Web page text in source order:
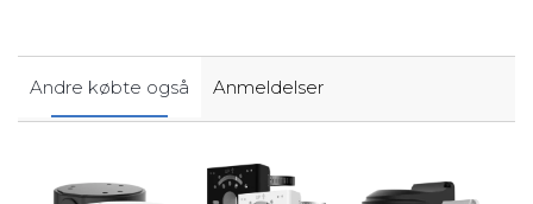
Andre købte også Anmeldelser